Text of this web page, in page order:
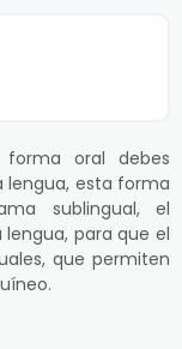
forma oral debes
lengua, esta forma
sublingual, el
para que el
que permiten